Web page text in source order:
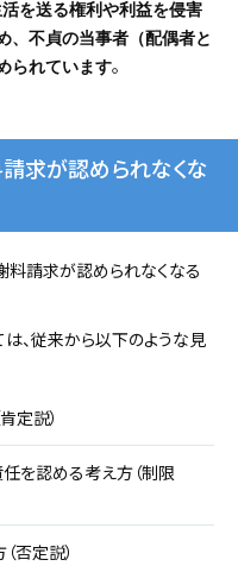
を送る権利や利益を侵害
、不貞の当事者（配偶者と
られています。
求が認められなくな
料請求が認められなくなる
、従来から以下のような見
定説）
を認める考え方（制限
否定説）